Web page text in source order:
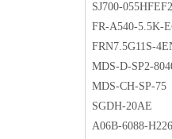
SJ700-055HFEF2
FR-A540-5.5K-
FRN7.5G11S-
MDS-D-SP2-
MDS-CH-SP-75
SGDH-20AE
A06B-6088-H226